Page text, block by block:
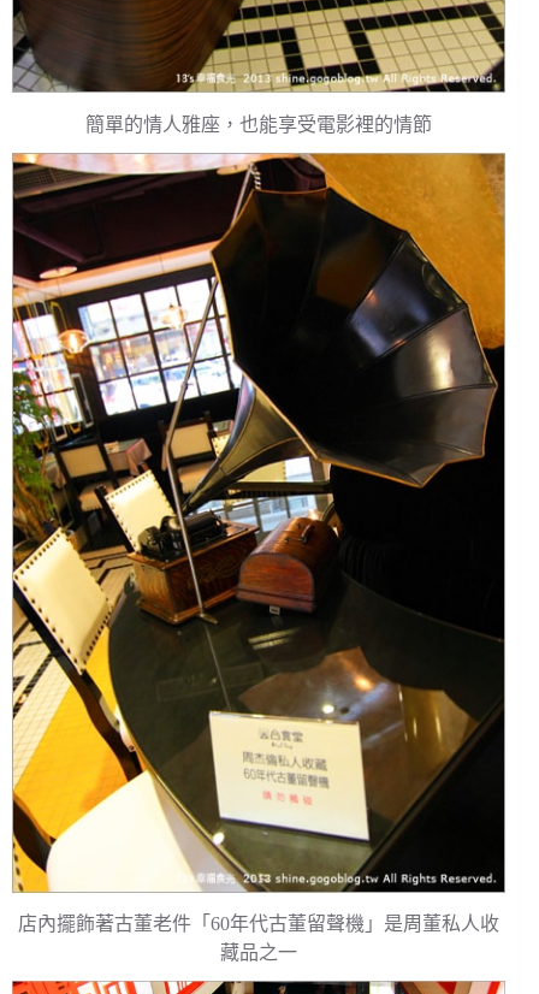
簡單的情人雅座，也能享受電影裡的情節
店內擺飾著古董老件「60年代古董留聲機」是周董私人收
藏品之一